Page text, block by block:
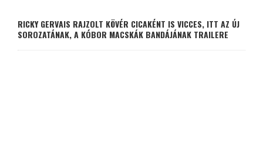
RICKY GERVAIS RAJZOLT KÖVÉR CICAKÉNT IS VICCES, ITT AZ ÚJ
SOROZATÁNAK, A KÓBOR MACSKÁK BANDÁJÁNAK TRAILERE